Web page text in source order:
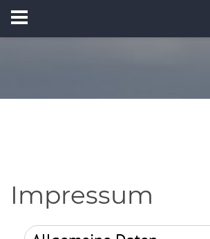
Impressum